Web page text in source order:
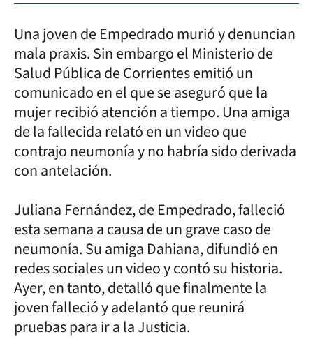
Una joven de Empedrado murió y denuncian
mala praxis. Sin embargo el Ministerio de
Salud Pública de Corrientes emitió un
comunicado en el que se aseguró que la
mujer recibió atención a tiempo. Una amiga
de la fallecida relató en un video que
contrajo neumonía y no habría sido derivada
con antelación.
Juliana Fernández, de Empedrado, falleció
esta semana a causa de un grave caso de
neumonía. Su amiga Dahiana, difundió en
redes sociales un video y contó su historia.
Ayer, en tanto, detalló que finalmente la
joven falleció y adelantó que reunirá
pruebas para ir a la Justicia.